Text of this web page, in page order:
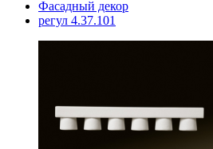
Фасадный декор
регул 4.37.101